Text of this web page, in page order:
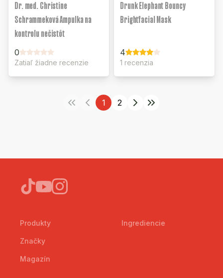
Dr. med. Christine
Schrammeková Ampulka na
kontrolu nečistôt
0
Zatiaľ žiadne recenzie
Drunk Elephant Bouncy
Brightfacial Mask
4
1 recenzia
1 2
Produkty
Značky
Magazín
Ingrediencie